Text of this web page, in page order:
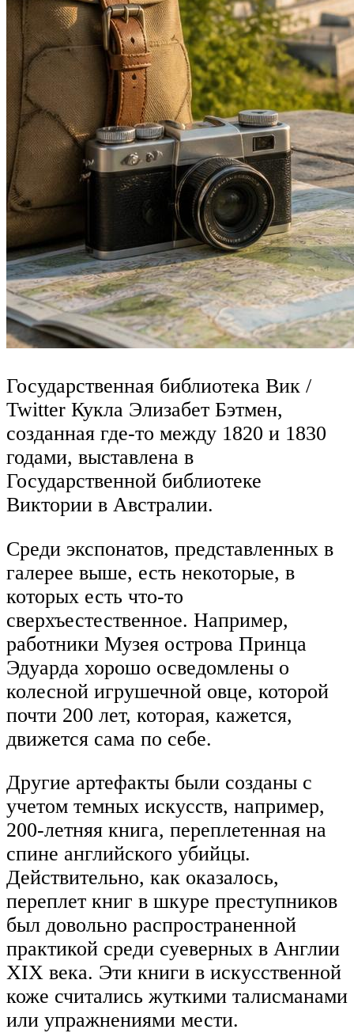
Государственная библиотека Вик /
Twitter Кукла Элизабет Бэтмен,
созданная где-то между 1820 и 1830
годами, выставлена ​​в
Государственной библиотеке
Виктории в Австралии.
Среди экспонатов, представленных в
галерее выше, есть некоторые, в
которых есть что-то
сверхъестественное. Например,
работники Музея острова Принца
Эдуарда хорошо осведомлены о
колесной игрушечной овце, которой
почти 200 лет, которая, кажется,
движется сама по себе.
Другие артефакты были созданы с
учетом темных искусств, например,
200-летняя книга, переплетенная на
спине английского убийцы.
Действительно, как оказалось,
переплет книг в шкуре преступников
был довольно распространенной
практикой среди суеверных в Англии
XIX века. Эти книги в искусственной
коже считались жуткими талисманами
или упражнениями мести.